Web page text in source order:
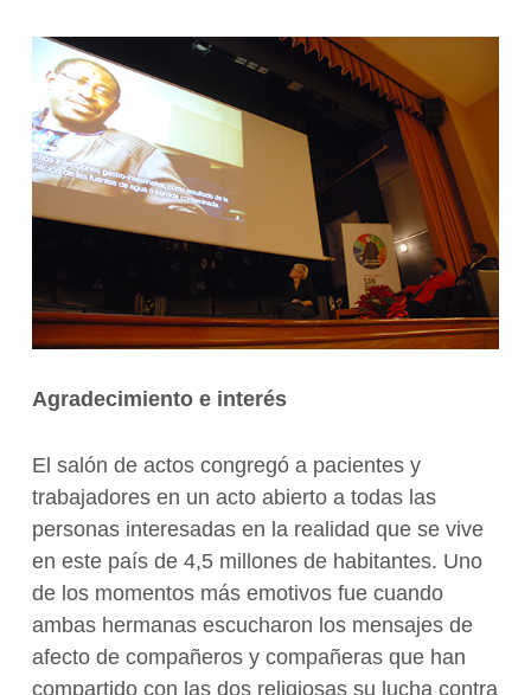
Agradecimiento e interés
El salón de actos congregó a pacientes y
trabajadores en un acto abierto a todas las
personas interesadas en la realidad que se vive
en este país de 4,5 millones de habitantes. Uno
de los momentos más emotivos fue cuando
ambas hermanas escucharon los mensajes de
afecto de compañeros y compañeras que han
compartido con las dos religiosas su lucha contra